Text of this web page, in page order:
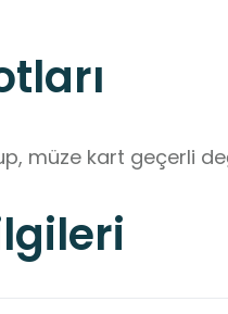
müze kart geçerli